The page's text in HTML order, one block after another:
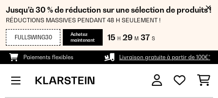
Jusqu’à 30 % de réduction sur une sélection de produits !
RÉDUCTIONS MASSIVES PENDANT 48 H SEULEMENT !
FULLSWING30
Achetez
maintenant
15 H 29 M 36 S
Paiements flexibles Livraison gratuite à partir de 100€*